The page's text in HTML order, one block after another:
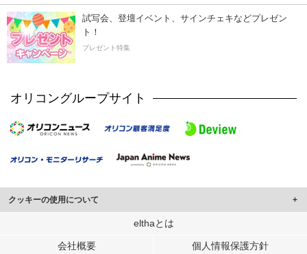
試写会、登壇イベント、サインチェキなどプレゼン
ト！
プレゼント特集
オリコングループサイト
クッキーの使用について
このサイトでは Cookie を使用して、ユーザーに合わせたコンテンツや広告の
行っています。
elthaとは
会社概要 個人情報保護方針